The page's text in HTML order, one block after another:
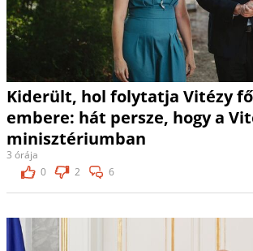
Kiderült, hol folytatja Vitézy
embere: hát persze, hogy a
minisztériumban
3 órája
0
2 6